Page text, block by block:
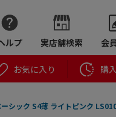
ルプ 実店舗検索 会
お気に入り 購
シック S4薄 ライトピンク